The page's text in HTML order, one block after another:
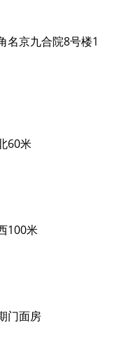
名京九合院8号楼1
60米
100米
门面房